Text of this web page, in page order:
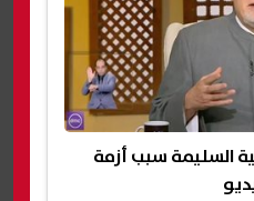
السليمة سبب أزمة